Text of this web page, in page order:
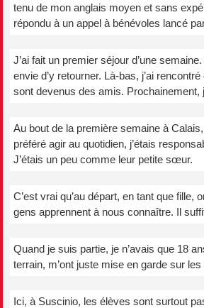
tenu de mon anglais moyen et sans
répondu à un appel à bénévoles lancé
J’ai fait un premier séjour d’une
envie d’y retourner. Là-bas, j’ai
sont devenus des amis. Prochainement,
Au bout de la première semaine à
préféré agir au quotidien, j’étais
J’étais un peu comme leur petite sœur.
C’est vrai qu’au départ, en tant que
gens apprennent à nous connaître. Il
Quand je suis partie, je n’avais que 18
terrain, m’ont juste mise en garde sur
Ici, à Suscinio, les élèves sont surtout